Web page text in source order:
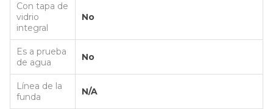
Con tapa de
vidrio
integral
No
Es a prueba
de agua
No
Línea de la
funda
N/A